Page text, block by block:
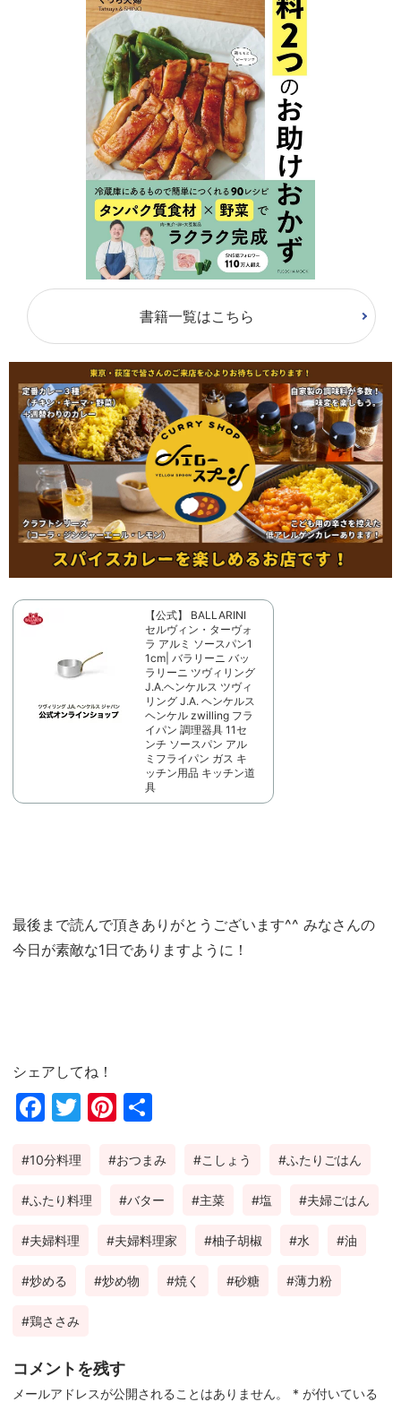
書籍一覧はこちら
【公式】 BALLARINI
セルヴィン・ターヴォ
ラ アルミ ソースパン1
1cm| バラリーニ バッ
ラリーニ ツヴィリング
J.A.ヘンケルス ツヴィ
リング J.A. ヘンケルス
ヘンケル zwilling フラ
イパン 調理器具 11セ
ンチ ソースパン アル
ミフライパン ガス キ
ッチン用品 キッチン道
具
最後まで読んで頂きありがとうございます^^ みなさんの
今日が素敵な1日でありますように！
シェアしてね！
Fac
ok
Twi
Pin
est
10分料理 おつまみ こしょう ふたりごはん
ふたり料理 バター 主菜 塩 夫婦ごはん
夫婦料理 夫婦料理家 柚子胡椒 水 油
炒める 炒め物 焼く 砂糖 薄力粉
鶏ささみ
コメントを残す
メールアドレスが公開されることはありません。 * が付いている